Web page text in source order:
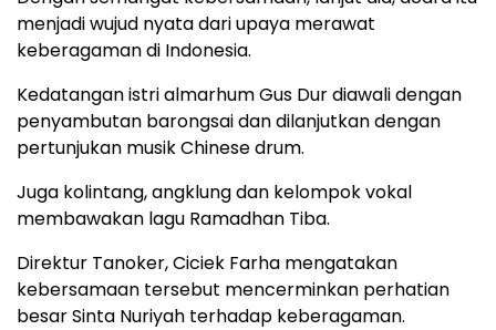
menjadi wujud nyata dari upaya merawat
keberagaman di Indonesia.
Kedatangan istri almarhum Gus Dur diawali dengan
penyambutan barongsai dan dilanjutkan dengan
pertunjukan musik Chinese drum.
Juga kolintang, angklung dan kelompok vokal
membawakan lagu Ramadhan Tiba.
Direktur Tanoker, Ciciek Farha mengatakan
kebersamaan tersebut mencerminkan perhatian
besar Sinta Nuriyah terhadap keberagaman.